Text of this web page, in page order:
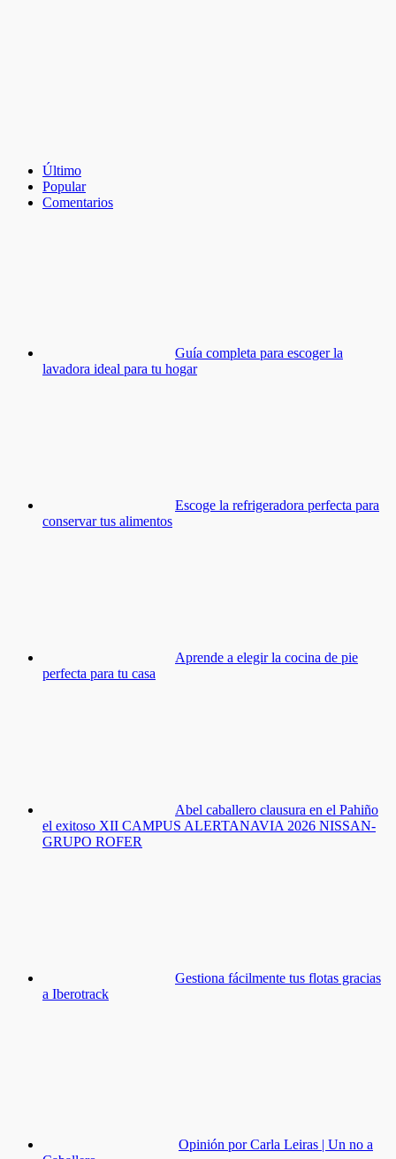
Último
Popular
Comentarios
Guía completa para escoger la
lavadora ideal para tu hogar
Escoge la refrigeradora perfecta para
conservar tus alimentos
Aprende a elegir la cocina de pie
perfecta para tu casa
Abel caballero clausura en el Pahiño
el exitoso XII CAMPUS ALERTANAVIA 2026 NISSAN-
GRUPO ROFER
Gestiona fácilmente tus flotas gracias
a Iberotrack
Opinión por Carla Leiras | Un no a